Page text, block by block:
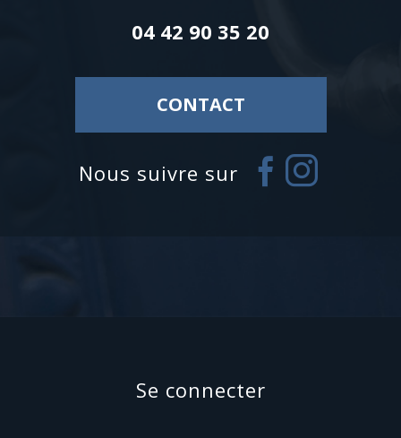
04 42 90 35 20
CONTACT
nous suivre sur
se connecter